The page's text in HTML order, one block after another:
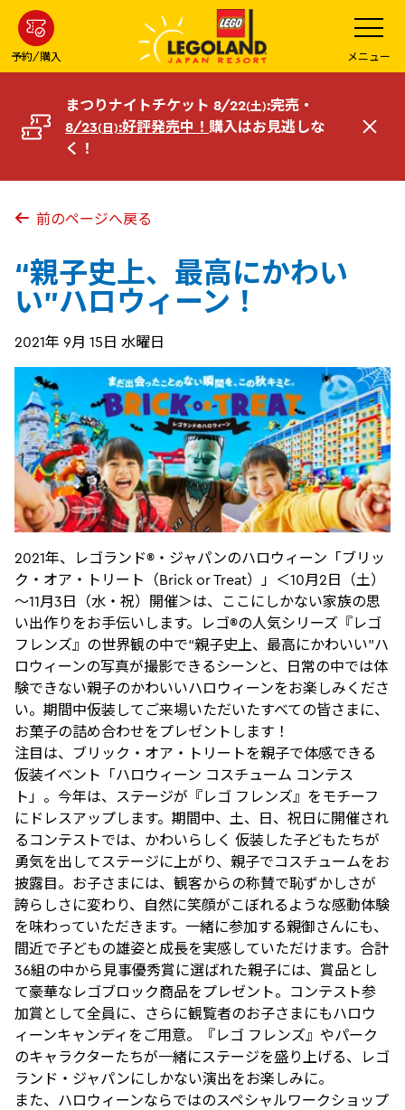
ン
コ
へ
予約/購入
メ
ニ
ュ
ー
を
開
メニュー
まつりナイトチケット 8/22(土):完売・
8/23(日):好評発売中！ 購入はお見逃しな
く！
閉
前のページへ戻る
“親子史上、最高にかわい
い”ハロウィーン！
2021年 9月 15日 水曜日
2021年、レゴランド®・ジャパンのハロウィーン「ブリッ
ク・オア・トリート（Brick or Treat）」＜10月2日（土）
～11月3日（水・祝）開催＞は、ここにしかない家族の思
い出作りをお手伝いします。レゴ®の人気シリーズ『レゴ
フレンズ』の世界観の中で“親子史上、最高にかわいい”ハ
ロウィーンの写真が撮影できるシーンと、日常の中では体
験できない親子のかわいいハロウィーンをお楽しみくださ
い。期間中仮装してご来場いただいたすべての皆さまに、
お菓子の詰め合わせをプレゼントします！
注目は、ブリック・オア・トリートを親子で体感できる
仮装イベント「ハロウィーン コスチューム コンテス
ト」。今年は、ステージが『レゴ フレンズ』をモチーフ
にドレスアップします。期間中、土、日、祝日に開催され
るコンテストでは、かわいらしく 仮装した子どもたちが
勇気を出してステージに上がり、親子でコスチュームをお
披露目。お子さまには、観客からの称賛で恥ずかしさが
誇らしさに変わり、自然に笑顔がこぼれるような感動体験
を味わっていただきます。一緒に参加する親御さんにも、
間近で子どもの雄姿と成長を実感していただけます。合計
36組の中から見事優秀賞に選ばれた親子には、賞品とし
て豪華なレゴブロック商品をプレゼント。コンテスト参
加賞として全員に、さらに観覧者のお子さまにもハロウ
ィーンキャンディをご用意。『レゴ フレンズ』やパーク
のキャラクターたちが一緒にステージを盛り上げる、レゴ
ランド・ジャパンにしかない演出をお楽しみに。
また、ハロウィーンならではのスペシャルワークショップ